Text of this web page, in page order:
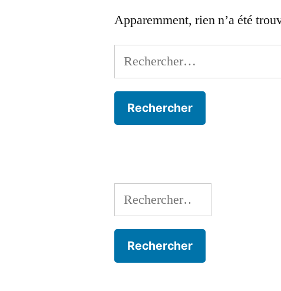
Apparemment, rien n’a été
Rechercher :
Rechercher :